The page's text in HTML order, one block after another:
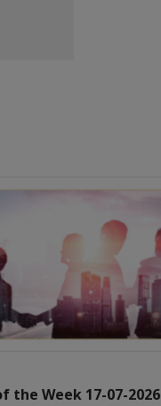
the Week 17-07-2026